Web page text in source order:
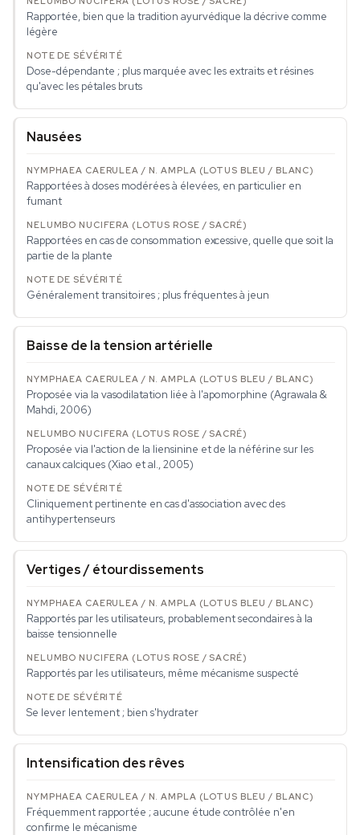
Rapportée, bien que la tradition ayurvédique la décrive comme
légère
Dose-dépendante ; plus marquée avec les extraits et résines
qu'avec les pétales bruts
Nausées
Rapportées à doses modérées à élevées, en particulier en
fumant
Rapportées en cas de consommation excessive, quelle que soit la
partie de la plante
Généralement transitoires ; plus fréquentes à jeun
Baisse de la tension artérielle
Proposée via la vasodilatation liée à l'apomorphine (Agrawala &
Mahdi, 2006)
Proposée via l'action de la liensinine et de la néférine sur les
canaux calciques (Xiao et al., 2005)
Cliniquement pertinente en cas d'association avec des
antihypertenseurs
Vertiges / étourdissements
Rapportés par les utilisateurs, probablement secondaires à la
baisse tensionnelle
Rapportés par les utilisateurs, même mécanisme suspecté
Se lever lentement ; bien s'hydrater
Intensification des rêves
Fréquemment rapportée ; aucune étude contrôlée n'en
confirme le mécanisme